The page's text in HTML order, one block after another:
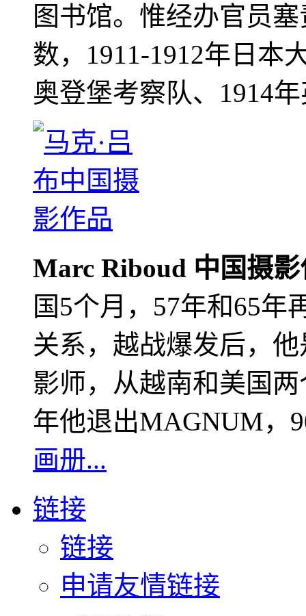
图书馆。惟经办官员
数，1911-1912年日本
奥登堡考察队、1914
Marc Riboud 中国摄
国5个月，57年和65年
关系，越战爆发后，
影师，从越南和美国
年他退出MAGNUM，
画册...
链接
链接
申请友情链接